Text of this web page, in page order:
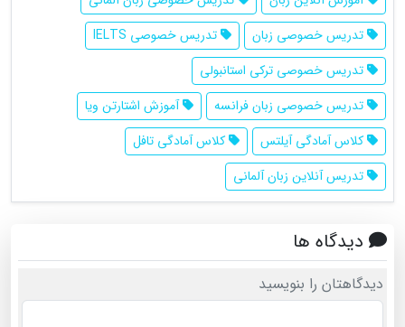
تدریس خصوصی زبان
تدریس خصوصی IELTS
تدریس خصوصی ترکی استانبولی
تدریس خصوصی زبان فرانسه
آموزش اشتارتن ویا
کلاس آمادگی آیلتس
کلاس آمادگی تافل
تدریس آنلاین زبان آلمانی
دیدگاه ها
دیدگاهتان را بنویسید